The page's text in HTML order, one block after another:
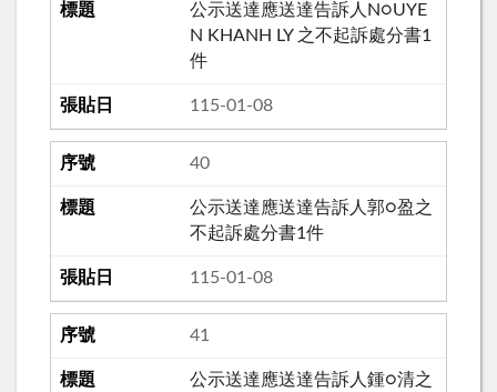
公示送達應送達告訴人N○UYE
N KHANH LY 之不起訴處分書1
件
115-01-08
40
公示送達應送達告訴人郭○盈之
不起訴處分書1件
115-01-08
41
公示送達應送達告訴人鍾○清之